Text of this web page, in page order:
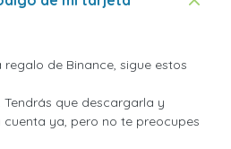
de Binance, sigue estos
Tendrás que descargarla y
ya, pero no te preocupes